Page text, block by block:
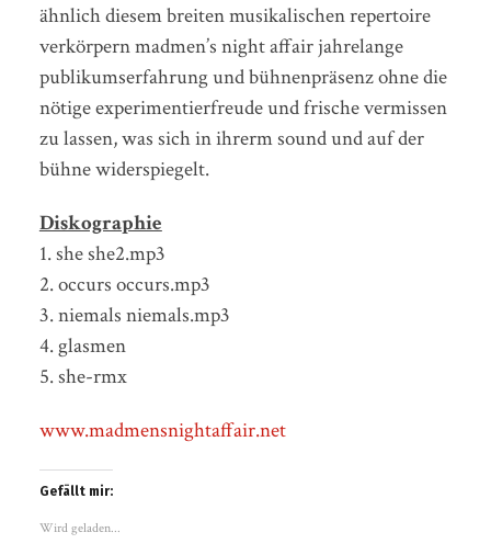
ähnlich diesem breiten musikalischen repertoire
verkörpern madmen’s night affair jahrelange
publikumserfahrung und bühnenpräsenz ohne die
nötige experimentierfreude und frische vermissen
zu lassen, was sich in ihrerm sound und auf der
bühne widerspiegelt.
Diskographie
1. she she2.mp3
2. occurs occurs.mp3
3. niemals niemals.mp3
4. glasmen
5. she-rmx
www.madmensnightaffair.net
Gefällt mir:
Wird geladen...